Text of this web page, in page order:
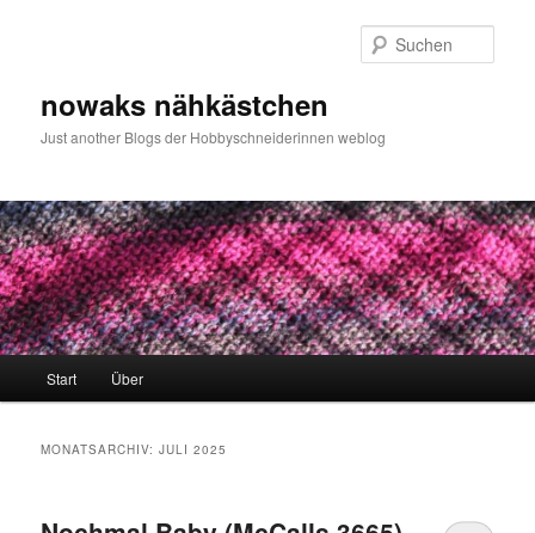
nowaks nähkästchen
Just another Blogs der Hobbyschneiderinnen weblog
Start Über
MONATSARCHIV:JULI 2025